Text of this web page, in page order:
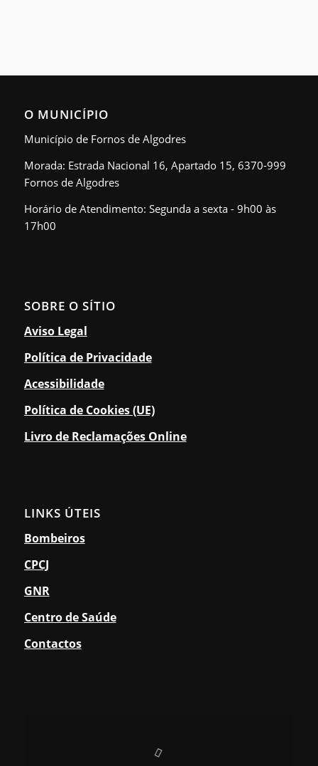
O MUNICÍPIO
Município de Fornos de Algodres
Morada: Estrada Nacional 16, Apartado 15, 6370-999
Fornos de Algodres
Horário de Atendimento: Segunda a sexta - 9h00 às
17h00
SOBRE O SÍTIO
Aviso Legal
Política de Privacidade
Acessibilidade
Política de Cookies (UE)
Livro de Reclamações Online
LINKS ÚTEIS
Bombeiros
CPCJ
GNR
Centro de Saúde
Contactos